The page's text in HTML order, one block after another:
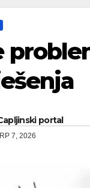
portal
7, 2026